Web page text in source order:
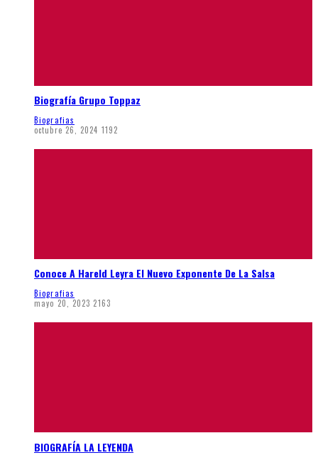
Biografía Grupo Toppaz
Biografias
octubre 26, 2024 1192
Conoce A Hareld Leyra El Nuevo Exponente De La Salsa
Biografias
mayo 20, 2023 2163
BIOGRAFÍA LA LEYENDA